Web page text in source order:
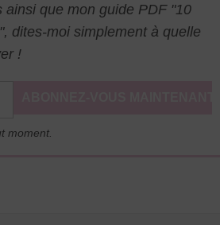
que mon guide PDF "10
dites-moi simplement à quelle
!
moment.